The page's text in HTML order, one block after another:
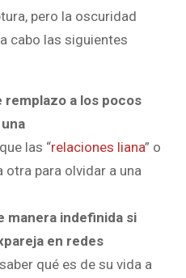
pero la oscuridad
cabo las siguientes
remplazo a los pocos
las “relaciones liana” o
otra para olvidar a una
manera indefinida si
en redes
qué es de su vida a